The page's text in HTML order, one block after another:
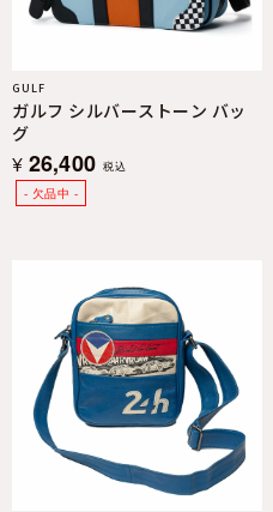
GULF
ガルフ シルバーストーン バッ
グ
¥ 26,400 税込